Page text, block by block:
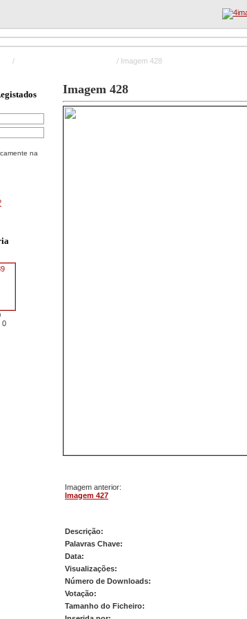
/ / Imagem 428
na
0
Imagem 428
Imagem anterior:
Imagem 427
Descrição:
Palavras Chave:
Data:
Visualizações:
Número de Downloads:
Votação:
Tamanho do Ficheiro: